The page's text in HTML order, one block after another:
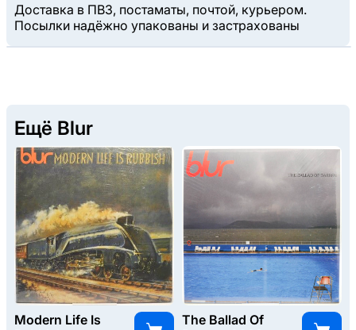
Доставка в ПВЗ, постаматы, почтой, курьером.
Посылки надёжно упакованы и застрахованы
Ещё Blur
Modern Life Is
The Ballad Of